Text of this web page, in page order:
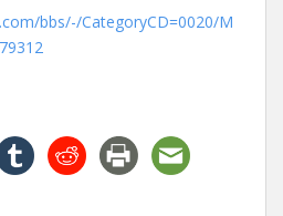
bbs/-/CategoryCD=0020/M